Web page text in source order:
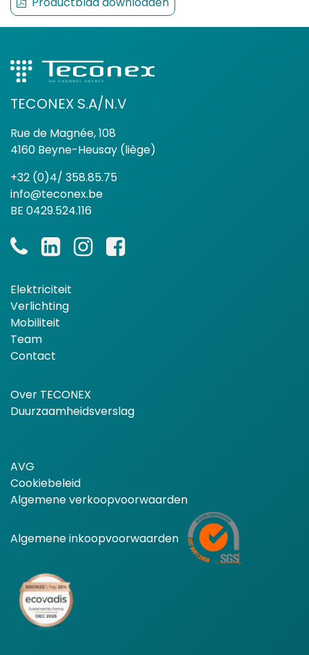
TECONEX S.A/N.V
Rue de Magnée, 108
4160 Beyne-Heusay (liège)
+32 (0)4/ 358.85.75
info@teconex.be
BE 0429.524.116
Elektriciteit
Verlichting
Mobiliteit
Team
Contact
Over TECONEX
Duurzaamheidsverslag
AVG
Cookiebeleid
Algemene verkoopvoorwaarden
Algemene inkoopvoorwaarden